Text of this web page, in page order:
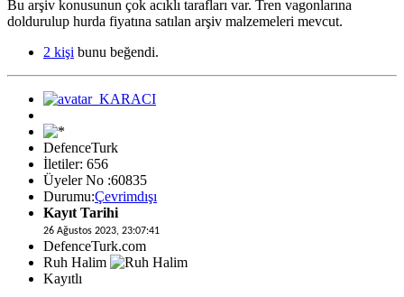
Bu arşiv konusunun çok acıklı tarafları var. Tren vagonlarına
doldurulup hurda fiyatına satılan arşiv malzemeleri mevcut.
2 kişi bunu beğendi.
DefenceTurk
İletiler: 656
Üyeler No :60835
Durumu:Çevrimdışı
Kayıt Tarihi
26 Ağustos 2023, 23:07:41
DefenceTurk.com
Ruh Halim
Kayıtlı